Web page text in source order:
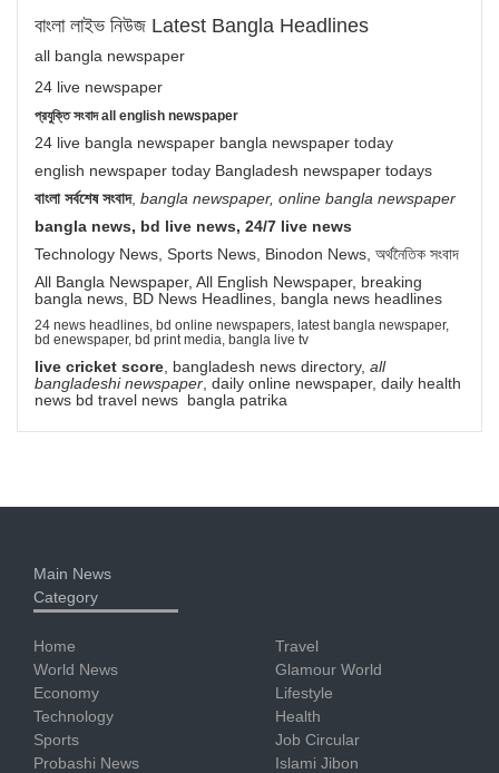
বাংলা লাইভ নিউজ Latest Bangla Headlines
all bangla newspaper
24 live newspaper
প্রযুক্তি সংবাদ all english newspaper
24 live bangla newspaper bangla newspaper today
english newspaper today Bangladesh newspaper todays
বাংলা সর্বশেষ সংবাদ, bangla newspaper, online bangla newspaper
bangla news, bd live news, 24/7 live news
Technology News, Sports News, Binodon News, অর্থনৈতিক সংবাদ
All Bangla Newspaper, All English Newspaper, breaking
bangla news, BD News Headlines, bangla news headlines
24 news headlines, bd online newspapers, latest bangla newspaper,
bd enewspaper, bd print media, bangla live tv
live cricket score , bangladesh news directory, all
bangladeshi newspaper , daily online newspaper, daily health
news bd travel news bangla patrika
Main News
Category
Home
World News
Economy
Technology
Sports
Probashi News
Travel
Glamour World
Lifestyle
Health
Job Circular
Islami Jibon